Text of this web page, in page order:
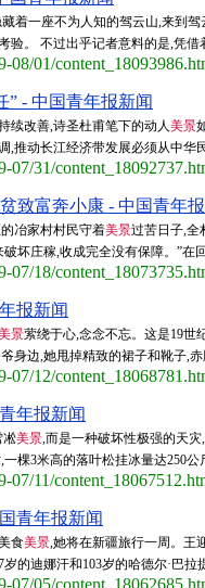
着一座不为人知的驾云山,来到
验。 不过出乎记者意料的是,凭
08/01/
” - 中国青年报新闻
改善,诗圣杜甫笔下的动人美景
,推动长江经济带发展必须从中
07/31/
致富奔小康 - 中国青年
冶家村村民守着美景过苦日子,全
坏庄稼,收成完全没有保障。”
07/18/
报新闻
景萦绕于心,念念不忘。这是19世
身边,她甩掉精致的裙子和靴子,
07/12/
年报新闻
凇美景,而是一种破坏性极强的天灾
棵3米高的落叶松挂冰量达250
07/11/
青年报新闻
食美景,她将在新疆旅行一周。王
的迪娜汗和103岁的哈德尔·巴
07/05/